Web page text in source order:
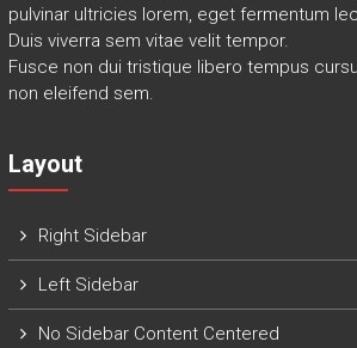
pulvinar ultricies lorem, eget fermentum
Duis viverra sem vitae velit tempor.
Fusce non dui tristique libero tempus
non eleifend sem.
Layout
Right Sidebar
Left Sidebar
No Sidebar Content Centered